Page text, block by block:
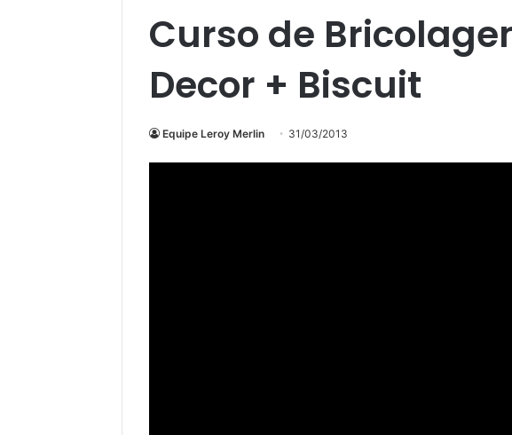
Curso de
Decor + Biscuit
Equipe Leroy Merlin 31/03/2013